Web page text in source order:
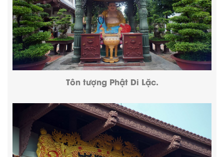
Tôn tượng Phật Di Lặc.